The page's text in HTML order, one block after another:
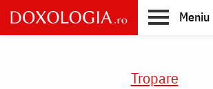
Skip
to
main
Meniu
Tropare